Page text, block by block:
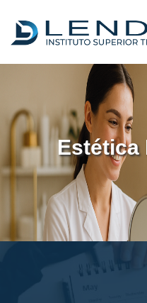
ADMISIONES
QUIÉNES SOMOS
OFERTA ACADÉMICA
INVESTIGACIÓN
Estética